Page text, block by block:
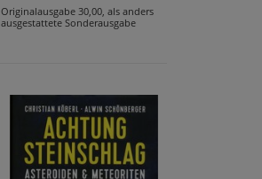
Originalausgabe 30,00, als anders
ausgestattete Sonderausgabe